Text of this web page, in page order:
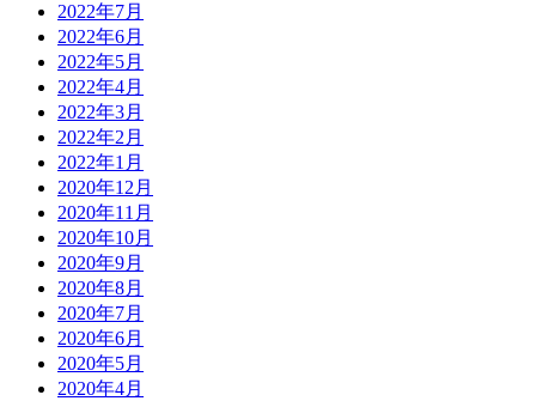
2022年7月
2022年6月
2022年5月
2022年4月
2022年3月
2022年2月
2022年1月
2020年12月
2020年11月
2020年10月
2020年9月
2020年8月
2020年7月
2020年6月
2020年5月
2020年4月